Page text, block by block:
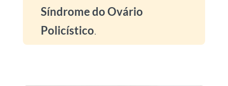
Síndrome do Ovário
Policístico.